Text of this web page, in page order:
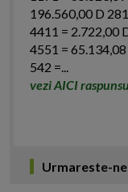
196.560,00 D
4411 = 2.722,00
4551 =
542 =...
vezi AICI
Urmareste-